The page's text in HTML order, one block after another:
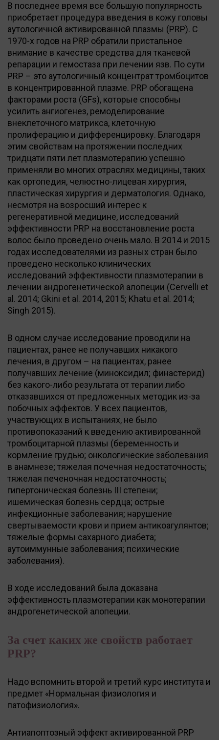
В последнее время все большую популярность
приобретает процедура введения в кожу головы
аутологичной активированной плазмы (PRP). С
1970-х годов на PRP обратили пристальное
внимание в качестве средства для тканевой
репарации и гемостаза при лечении язв. По сути
PRP – это аутологичный концентрат тромбоцитов
в концентрированной плазме. PRP обогащена
факторами роста (GFs), которые способны
усилить ангиогенез, ремоделирование
внеклеточного матрикса, клеточную
пролиферацию и дифференцировку. Благодаря
этим свойствам на протяжении последних
тридцати пяти лет плазмотерапию успешно
применяли во многих отраслях медицины, таких
как ортопедия, челюстно-лицевая хирургия,
пластическая хирургия и дерматология. Однако,
несмотря на возросший интерес к
регенеративной медицине, исследований
эффективности PRP на восстановление роста
волос было проведено очень мало. В 2014 и 2015
годах исследователями из разных стран было
проведено несколько клинических
исследований эффективности плазмотерапии в
лечении андрогенетической алопеции (Cervelli et
al. 2014; Gkini et al. 2014, 2015; Khatu et al. 2014;
Singh 2015).
В одном случае исследование проводили на
пациентах, ранее не получавших никакого
лечения, в другом – на пациентах, ранее
получавших лечение (миноксидил; финастерид)
без какого-либо результата от терапии либо
отказавшихся от предложенных методик из-за
побочных эффектов. У всех пациентов,
участвующих в испытаниях, не было
противопоказаний к введению активированной
тромбоцитарной плазмы (беременность и
кормление грудью; онкологические заболевания
в анамнезе; тяжелая почечная недостаточность;
тяжелая печеночная недостаточность;
гипертоническая болезнь III степени;
ишемическая болезнь сердца; острые
инфекционные заболевания; нарушение
свертываемости крови и прием антикоагулянтов;
тяжелые формы сахарного диабета;
аутоиммунные заболевания; психические
заболевания).
В ходе исследований была доказана
эффективность плазмотерапии как монотерапии
андрогенетической алопеции.
За счет каких же свойств работает
PRP?
Надо вспомнить второй и третий курс института и
предмет «Нормальная физиология и
патофизиология».
Антиапоптозный эффект активированной PRP